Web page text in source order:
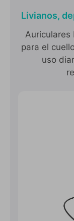
Livianos,
Auriculares
para el
uso